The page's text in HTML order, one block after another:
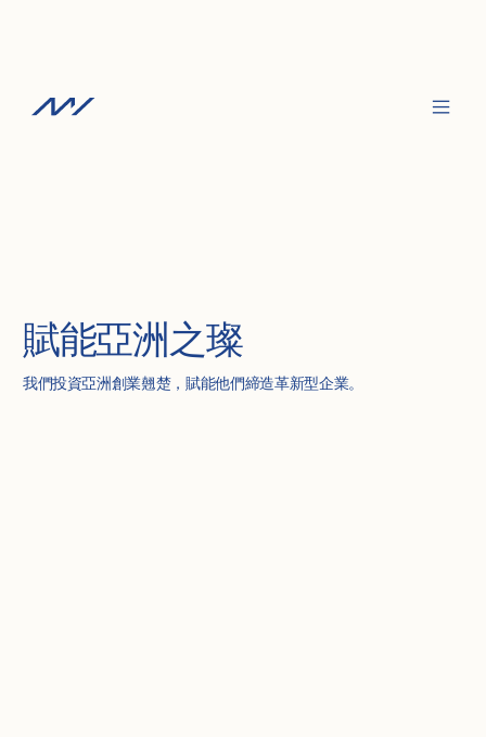
賦能亞洲之璨
我們投資亞洲創業翹楚，賦能他們締造革新型企業。